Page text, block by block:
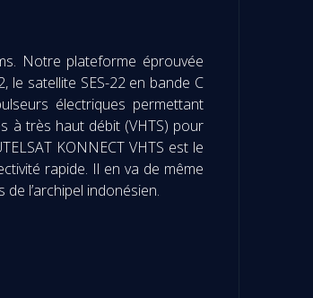
Notre plateforme éprouvée
satellite SES-22 en bande C
électriques permettant
à très haut débit (VHTS) pour
KONNECT VHTS est le
rapide. Il en va de même
l’archipel indonésien.